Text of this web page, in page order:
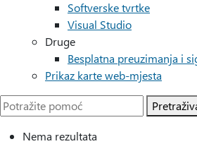
Softverske tvrtke
Visual Studio
Druge
Besplatna preuzimanja i
Prikaz karte web-mjesta
Nema rezultata